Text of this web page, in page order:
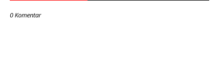
0 Komentar